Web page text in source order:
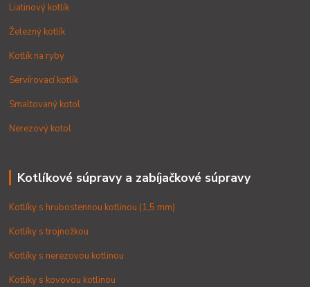
Liatinový kotlík
Železný kotlík
Kotlík na ryby
Servírovací kotlík
Smaltovaný kotol
Nerezový kotol
Kotlíkové súpravy a zabíjačkové súpravy
Kotlíky s hrubostennou kotlinou (1,5 mm)
Kotlíky s trojnožkou
Kotlíky s nerezovou kotlinou
Kotlíky s kovovou kotlinou